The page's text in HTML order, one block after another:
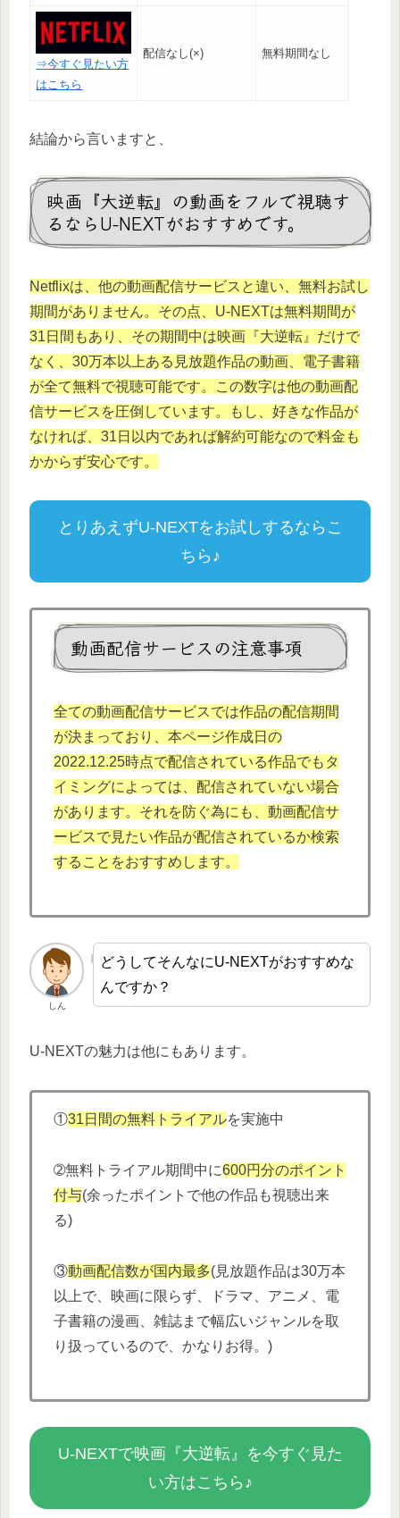
⇒今すぐ見たい方
はこちら
配信なし(×) 無料期間なし
結論から言いますと、
映画『大逆転』の動画をフルで視聴す
るならU-NEXTがおすすめです。
Netflixは、他の動画配信サービスと違い、無料お試し
期間がありません。その点、U-NEXTは無料期間が
31日間もあり
、その期間中は映画『大逆転』だけで
なく、30万本以上ある見放題作品の動画、電子書籍
が全て無料で視聴可能です。この数字は他の動画配
信サービスを圧倒しています。もし、好きな作品が
なければ、 31日以内であれば解約可能なので料金も
かからず安心です。
とりあえずU-NEXTをお試しするならこ
ちら♪
動画配信サービスの注意事項
全ての動画配信サービスでは作品の配信期間
が決まっており、本ページ作成日の
2022.12.25時点で配信されている作品でもタ
イミングによっては、配信されていない場合
があります。それを防ぐ為にも、動画配信サ
ービスで見たい作品が配信されているか検索
することをおすすめします。
しん
どうしてそんなにU-NEXTがおすすめな
んですか？
U-NEXTの魅力は他にもあります。
①31日間の無料トライアルを実施中
➁無料トライアル期間中に600円分のポイント
付与(余ったポイントで他の作品も視聴出来
る)
③動画配信数が国内最多(見放題作品は30万本
以上で、映画に限らず、ドラマ、アニメ、電
子書籍の漫画、雑誌まで幅広いジャンルを取
り扱っているので、かなりお得。)
U-NEXTで映画『大逆転』を今すぐ見た
い方はこちら♪